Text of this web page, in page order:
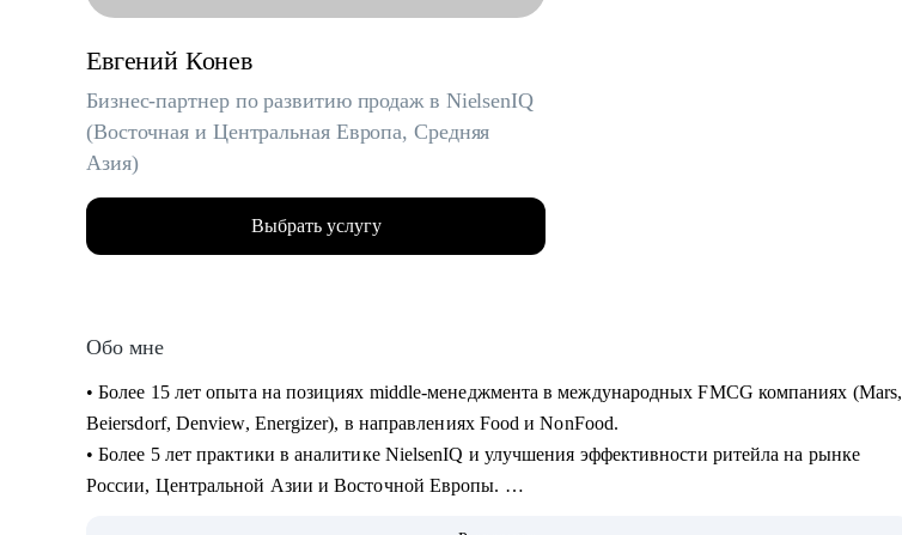
Евгений Конев
Бизнес-партнер по развитию продаж в NielsenIQ
(Восточная и Центральная Европа, Средняя
Азия)
Выбрать услугу
Обо мне
• Более 15 лет опыта на позициях middle-менеджмента в международных FMCG компаниях (Mars,
Beiersdorf, Denview, Energizer), в направлениях Food и NonFood.
• Более 5 лет практики в аналитике NielsenIQ и улучшения эффективности ритейла на рынке
России, Центральной Азии и Восточной Европы.